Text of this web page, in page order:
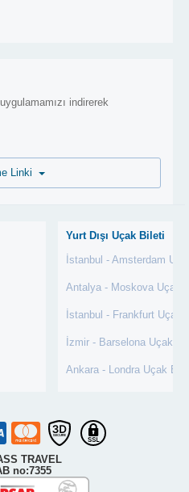
indirerek
Yurt Dışı Uçak Bileti
İstanbul - Amsterdam
Antalya - Moskova Uçak
İstanbul - Frankfurt Uçak
İzmir - Barselona Uçak
Ankara - Londra Uçak
TRAVEL
no:7355